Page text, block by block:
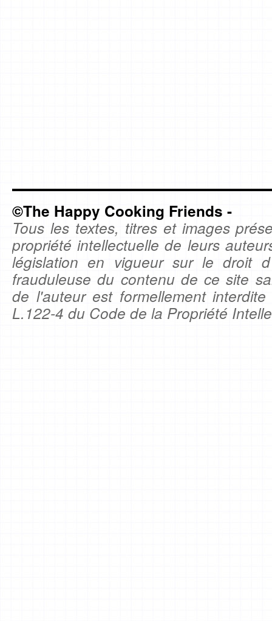
©The Happy Cooking Friends -
Tous les textes, titres et images
propriété intellectuelle de leurs
législation en vigueur sur le droit
frauduleuse du contenu de ce site
de l'auteur est formellement
L.122-4 du Code de la Propriété